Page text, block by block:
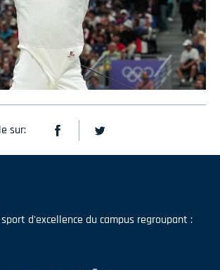
sur:
d'excellence du campus regroupant :